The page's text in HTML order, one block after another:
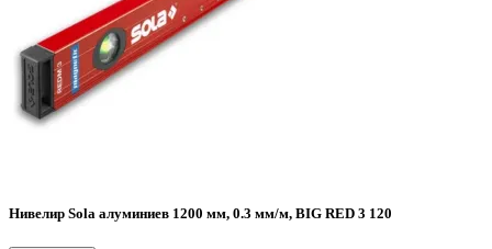
Нивелир Sola алуминиев 1200 мм, 0.3 мм/м, BIG RED 3 120